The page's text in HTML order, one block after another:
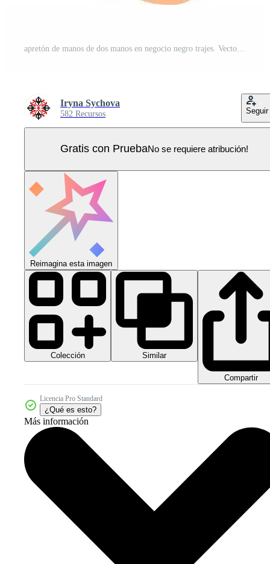
Iryna Sychova
582 Recursos Seguir
Gratis con PruebaNo se requiere atribución!
Reimagina esta imagen
Colección Similar
Compartir
Licencia Pro Standard
¿Qué es esto?
Más información